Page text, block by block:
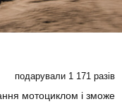
подарували 1 171 разів
мотоциклом і зможе